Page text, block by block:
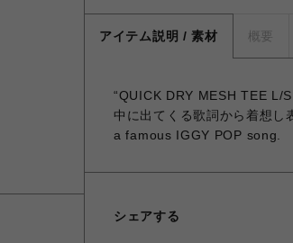
アイテム説明 / 素材 概要
“QUICK DRY MESH TEE L/
中に出てくる歌詞から着想
a famous IGGY POP song.
シェアする